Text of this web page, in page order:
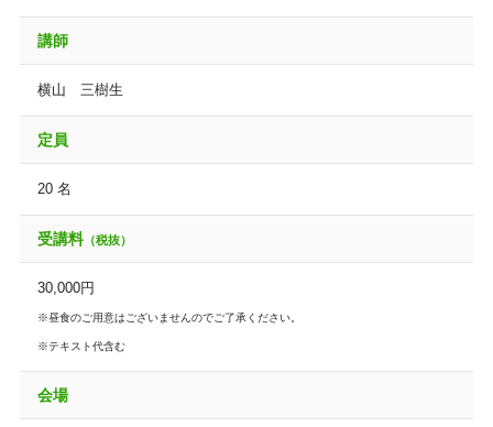
講師
横山 三樹生
定員
20 名
受講料（税抜）
30,000円
※昼食のご用意はございませんのでご了承ください。
※テキスト代含む
会場